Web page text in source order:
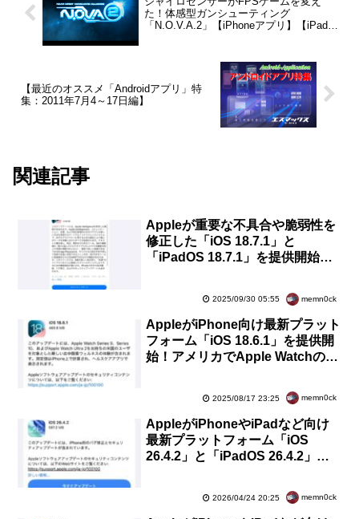
た！体感型ガンシューティング
「N.O.V.A.2」【iPhoneアプリ】【iPadア
【最近のオススメ「Androidアプリ」特
集：2011年7月4～17日編】
関連記事
Appleが重要な不具合や脆弱性を
修正した「iOS 18.7.1」と
「iPadOS 18.7.1」を提供開始！
向け。iPhone XS以降などが対象
2025/09/30 05:55 memn0ck
AppleがiPhone向け最新プラット
フォーム「iOS 18.6.1」を提供開
始！アメリカでApple Watchの新
2025/08/17 23:25 memn0ck
AppleがiPhoneやiPadなど向け
最新プラットフォーム「iOS
26.4.2」と「iPadOS 26.4.2」を
2026/04/24 20:25 memn0ck